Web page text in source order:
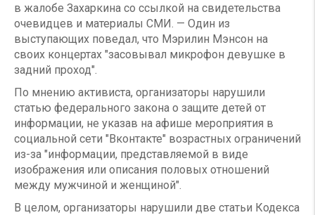
в жалобе Захаркина со ссылкой на свидетельства
очевидцев и материалы СМИ. — Один из
выступающих поведал, что Мэрилин Мэнсон на
своих концертах "засовывал микрофон девушке в
задний проход".
По мнению активиста, организаторы нарушили
статью федерального закона о защите детей от
информации, не указав на афише мероприятия в
социальной сети "Вконтакте" возрастных ограничений
из-за "информации, представляемой в виде
изображения или описания половых отношений
между мужчиной и женщиной".
В целом, организаторы нарушили две статьи Кодекса